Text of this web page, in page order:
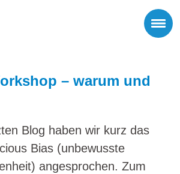
– warum und
Blog haben wir kurz das
Bias (unbewusste
angesprochen. Zum